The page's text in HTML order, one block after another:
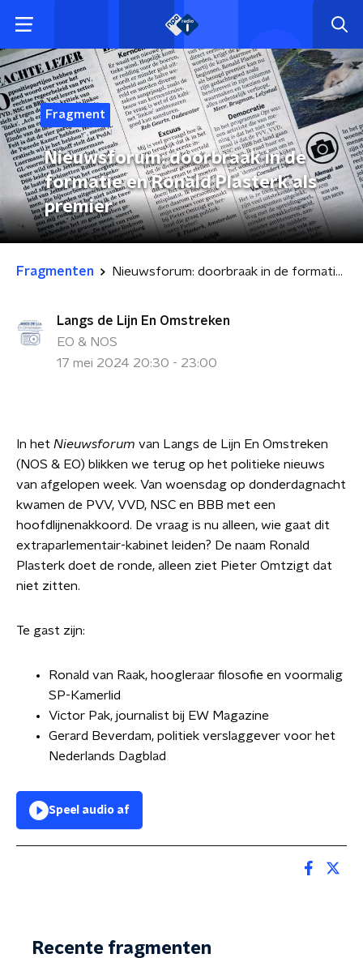
Fragment
Nieuwsforum: doorbraak in de
formatie en Ronald Plasterk als
premier
Fragmenten Nieuwsforum: doorbraak in de formatie en Ronald Plasterk als premier
Langs de Lijn En Omstreken
EO & NOS
17 mei 2024 20:30 - 23:00
In het Nieuwsforum van Langs de Lijn En Omstreken
(NOS & EO) blikken we terug op het politieke nieuws
van afgelopen week. Van woensdag op donderdagnacht
kwamen de PVV, VVD, NSC en BBB met een
hoofdlijnenakkoord. De vraag is nu alleen, wie gaat dit
extraparlementair-kabinet leiden? De naam Ronald
Plasterk doet de ronde, alleen ziet Pieter Omtzigt dat
niet zitten.
Te gast zijn:
Ronald van Raak, hoogleraar filosofie en voormalig
SP-Kamerlid
Victor Pak, journalist bij EW Magazine
Gerard Beverdam, politiek verslaggever voor het
Nederlands Dagblad
Speel audio af
Recente fragmenten